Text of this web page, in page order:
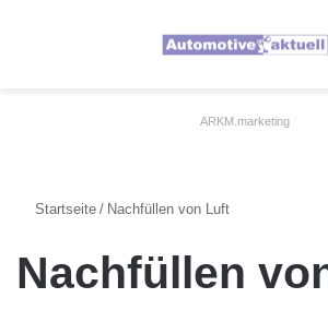
ARKM.marketing
Startseite / Nachfüllen von Luft
Nachfüllen